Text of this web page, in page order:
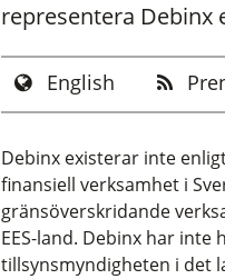
representera Debinx
English
Debinx existerar inte
finansiell verksamhet i
gränsöverskridande
EES-land. Debinx har
tillsynsmyndigheten i det